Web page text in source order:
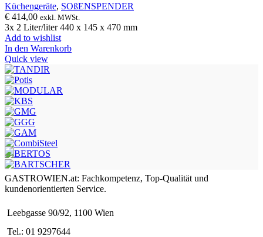
Küchengeräte, SOßENSPENDER
€ 414,00 exkl. MWSt.
3x 2 Liter/liter 440 x 145 x 470 mm
Add to wishlist
In den Warenkorb
Quick view
GASTROWIEN.at: Fachkompetenz, Top-Qualität und
kundenorientierten Service.
Leebgasse 90/92, 1100 Wien
Tel.: 01 9297644